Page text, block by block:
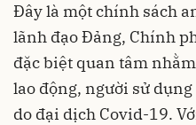
Đây là một chính sách
lãnh đạo Đảng, Chính
đặc biệt quan tâm
lao động, người sử
do đại dịch Covid-19.